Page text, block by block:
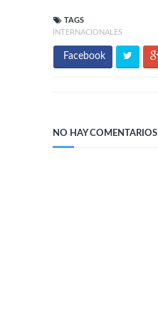
TAGS
INTERNACIONALES
Facebook
NO HAY COMENTARIOS